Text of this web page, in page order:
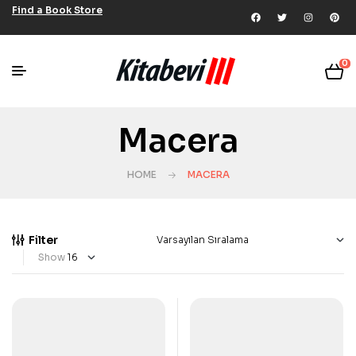
Find a Book Store
0
Macera
HOME MACERA
Filter
Show